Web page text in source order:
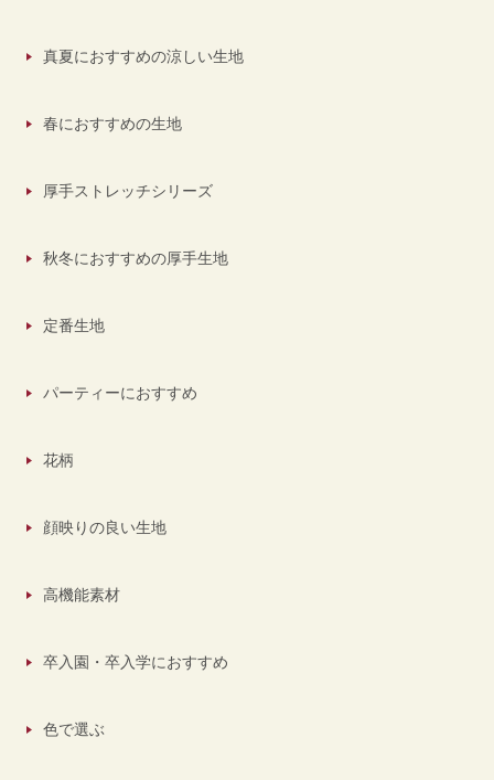
真夏におすすめの涼しい生地
春におすすめの生地
厚手ストレッチシリーズ
秋冬におすすめの厚手生地
定番生地
パーティーにおすすめ
花柄
顔映りの良い生地
高機能素材
卒入園・卒入学におすすめ
色で選ぶ